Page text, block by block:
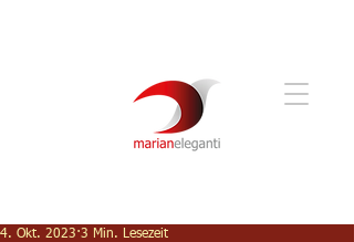
4. Okt. 2023 3 Min. Lesezeit